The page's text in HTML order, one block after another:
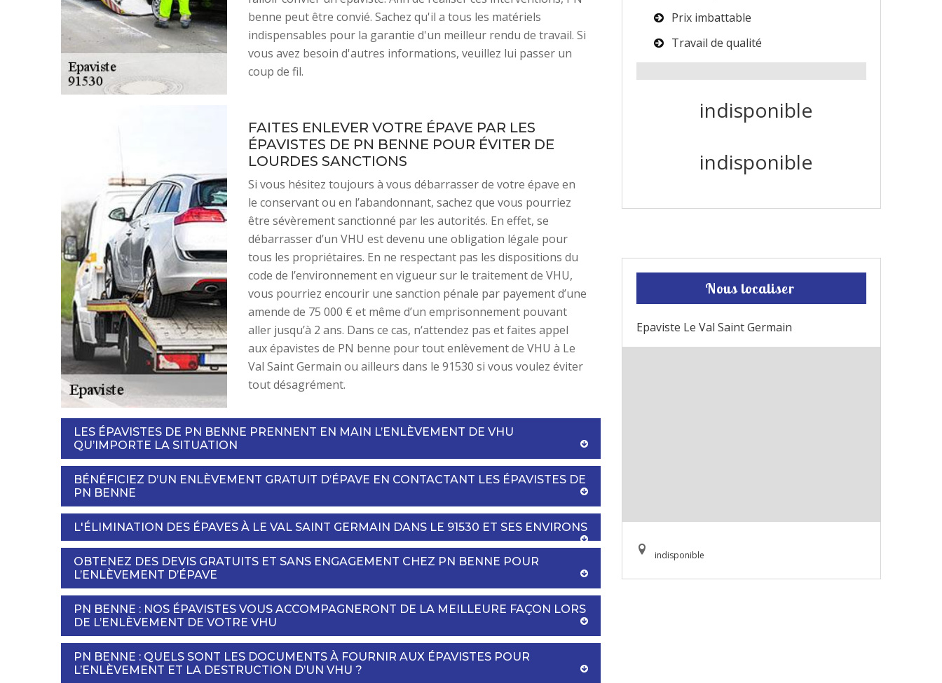
benne peut être convié. Sachez qu'il a tous les matériels
indispensables pour la garantie d'un meilleur rendu de travail. Si
vous avez besoin d'autres informations, veuillez lui passer un
coup de fil.
FAITES ENLEVER VOTRE ÉPAVE PAR LES
ÉPAVISTES DE PN BENNE POUR ÉVITER DE
LOURDES SANCTIONS
Si vous hésitez toujours à vous débarrasser de votre épave en
le conservant ou en l’abandonnant, sachez que vous pourriez
être sévèrement sanctionné par les autorités. En effet, se
débarrasser d’un VHU est devenu une obligation légale pour
tous les propriétaires. En ne respectant pas les dispositions du
code de l’environnement en vigueur sur le traitement de VHU,
vous pourriez encourir une sanction pénale par payement d’une
amende de 75 000 € et même d’un emprisonnement pouvant
aller jusqu’à 2 ans. Dans ce cas, n‘attendez pas et faites appel
aux épavistes de PN benne pour tout enlèvement de VHU à Le
Val Saint Germain ou ailleurs dans le 91530 si vous voulez éviter
tout désagrément.
LES ÉPAVISTES DE PN BENNE PRENNENT EN MAIN L’ENLÈVEMENT DE VHU
QU’IMPORTE LA SITUATION
BÉNÉFICIEZ D’UN ENLÈVEMENT GRATUIT D’ÉPAVE EN CONTACTANT LES ÉPAVISTES DE
PN BENNE
L'ÉLIMINATION DES ÉPAVES À LE VAL SAINT GERMAIN DANS LE 91530 ET SES ENVIRONS
OBTENEZ DES DEVIS GRATUITS ET SANS ENGAGEMENT CHEZ PN BENNE POUR
L’ENLÈVEMENT D’ÉPAVE
PN BENNE : NOS ÉPAVISTES VOUS ACCOMPAGNERONT DE LA MEILLEURE FAÇON LORS
DE L’ENLÈVEMENT DE VOTRE VHU
PN BENNE : QUELS SONT LES DOCUMENTS À FOURNIR AUX ÉPAVISTES POUR
L’ENLÈVEMENT ET LA DESTRUCTION D’UN VHU ?
Prix imbattable
Travail de qualité
indisponible
indisponible
Nous localiser
Epaviste Le Val Saint Germain
indisponible